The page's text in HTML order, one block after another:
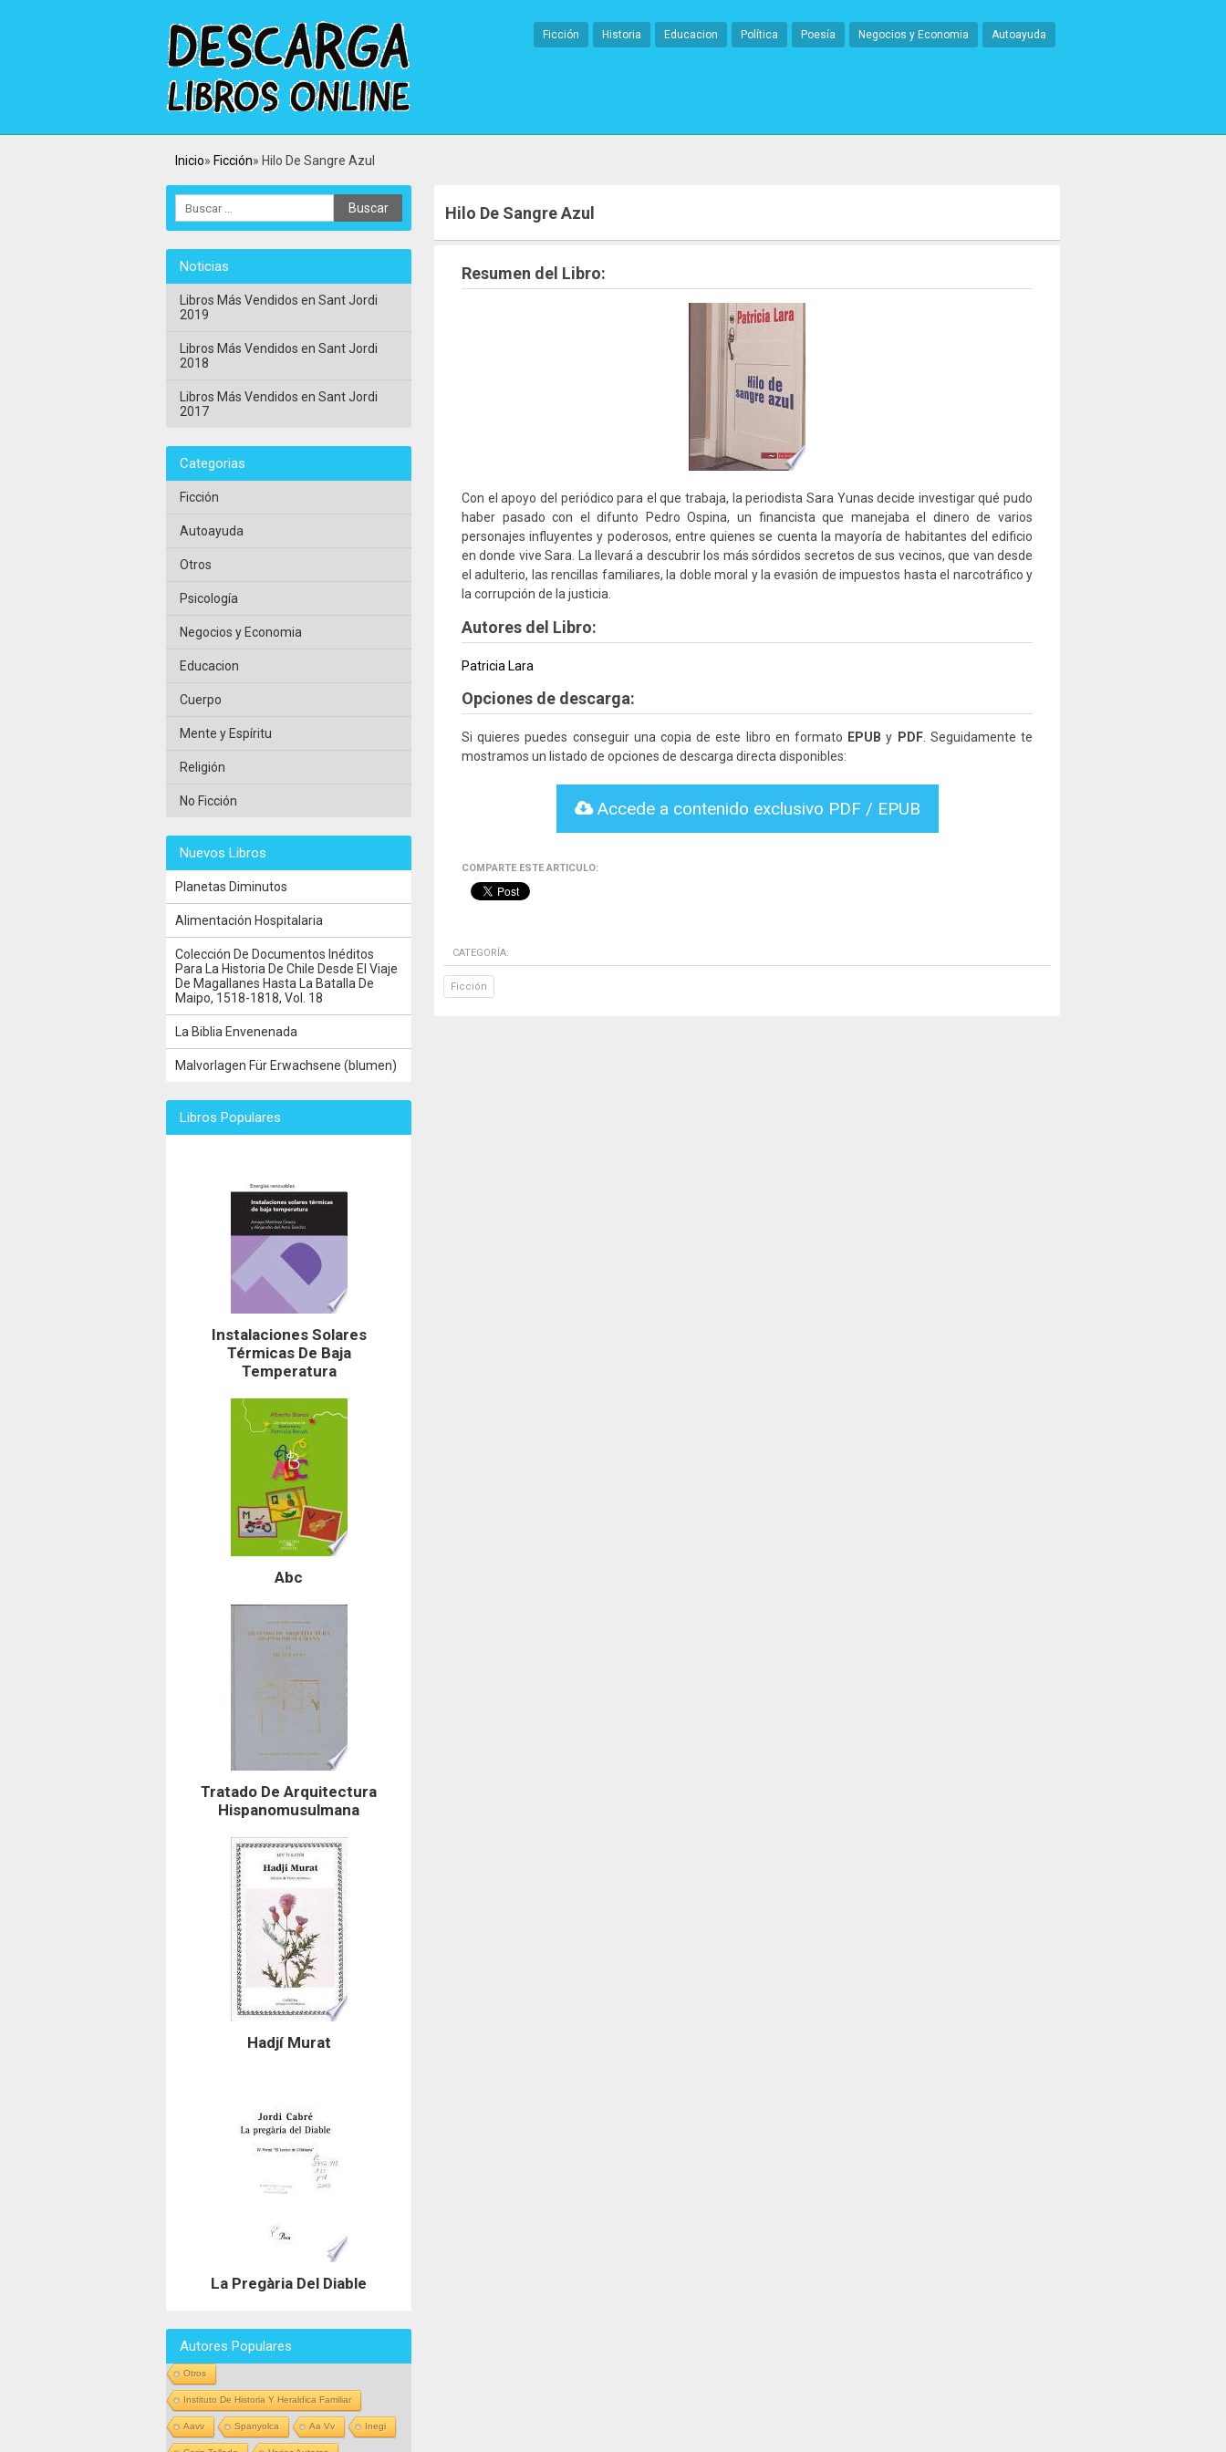
Ficción Historia Educacion Política Poesía Negocios y Economia Autoayuda
Inicio Ficción Hilo De Sangre Azul
Hilo De Sangre Azul
Resumen del Libro:
Con el apoyo del periódico para el que trabaja, la periodista Sara Yunas decide investigar qué pudo
haber pasado con el difunto Pedro Ospina, un financista que manejaba el dinero de varios
personajes influyentes y poderosos, entre quienes se cuenta la mayoría de habitantes del edificio
en donde vive Sara. La llevará a descubrir los más sórdidos secretos de sus vecinos, que van desde
el adulterio, las rencillas familiares, la doble moral y la evasión de impuestos hasta el narcotráfico y
la corrupción de la justicia.
Autores del Libro:
Patricia Lara
Opciones de descarga:
Si quieres puedes conseguir una copia de este libro en formato EPUB y PDF. Seguidamente te
mostramos un listado de opciones de descarga directa disponibles:
Accede a contenido exclusivo PDF / EPUB
COMPARTE ESTE ARTICULO:
CATEGORÍA:
Ficción
Noticias
Libros Más Vendidos en Sant Jordi
2019
Libros Más Vendidos en Sant Jordi
2018
Libros Más Vendidos en Sant Jordi
2017
Categorias
Ficción
Autoayuda
Otros
Psicología
Negocios y Economia
Educacion
Cuerpo
Mente y Espíritu
Religión
No Ficción
Nuevos Libros
Planetas Diminutos
Alimentación Hospitalaria
Colección De Documentos Inéditos
Para La Historia De Chile Desde El Viaje
De Magallanes Hasta La Batalla De
Maipo, 1518-1818, Vol. 18
La Biblia Envenenada
Malvorlagen Für Erwachsene (blumen)
Libros Populares
Instalaciones Solares
Térmicas De Baja
Temperatura
Abc
Tratado De Arquitectura
Hispanomusulmana
Hadjí Murat
La Pregària Del Diable
Autores Populares
Otros
Instituto De Historia Y Heraldica Familiar
Aavv Spanyolca Aa Vv Inegi